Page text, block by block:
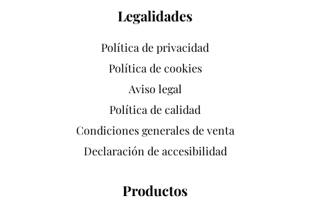
Legalidades
Política de privacidad
Política de cookies
Aviso legal
Política de calidad
Condiciones generales de venta
Declaración de accesibilidad
Productos